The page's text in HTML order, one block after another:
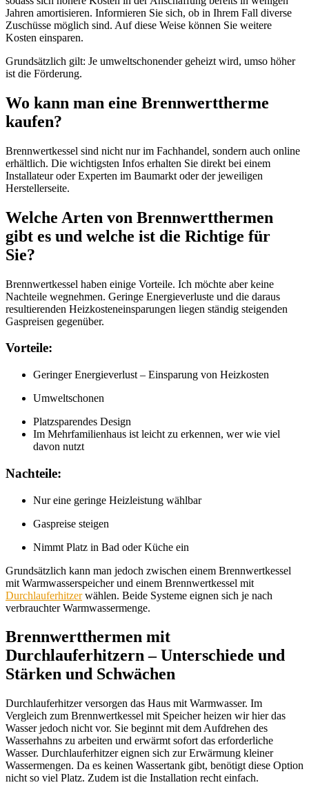
Jahren amortisieren. Informieren Sie sich, ob in Ihrem Fall diverse
Zuschüsse möglich sind. Auf diese Weise können Sie weitere
Kosten einsparen.
Grundsätzlich gilt: Je umweltschonender geheizt wird, umso höher
ist die Förderung.
Wo kann man eine Brennwerttherme
kaufen?
Brennwertkessel sind nicht nur im Fachhandel, sondern auch online
erhältlich. Die wichtigsten Infos erhalten Sie direkt bei einem
Installateur oder Experten im Baumarkt oder der jeweiligen
Herstellerseite.
Welche Arten von Brennwertthermen
gibt es und welche ist die Richtige für
Sie?
Brennwertkessel haben einige Vorteile. Ich möchte aber keine
Nachteile wegnehmen. Geringe Energieverluste und die daraus
resultierenden Heizkosteneinsparungen liegen ständig steigenden
Gaspreisen gegenüber.
Vorteile:
Geringer Energieverlust – Einsparung von Heizkosten
Umweltschonen
Platzsparendes Design
Im Mehrfamilienhaus ist leicht zu erkennen, wer wie viel
davon nutzt
Nachteile:
Nur eine geringe Heizleistung wählbar
Gaspreise steigen
Nimmt Platz in Bad oder Küche ein
Grundsätzlich kann man jedoch zwischen einem Brennwertkessel
mit Warmwasserspeicher und einem Brennwertkessel mit
Durchlauferhitzerwählen. Beide Systeme eignen sich je nach
verbrauchter Warmwassermenge.
Brennwertthermen mit
Durchlauferhitzern – Unterschiede und
Stärken und Schwächen
Durchlauferhitzer versorgen das Haus mit Warmwasser. Im
Vergleich zum Brennwertkessel mit Speicher heizen wir hier das
Wasser jedoch nicht vor. Sie beginnt mit dem Aufdrehen des
Wasserhahns zu arbeiten und erwärmt sofort das erforderliche
Wasser. Durchlauferhitzer eignen sich zur Erwärmung kleiner
Wassermengen. Da es keinen Wassertank gibt, benötigt diese Option
nicht so viel Platz. Zudem ist die Installation recht einfach.